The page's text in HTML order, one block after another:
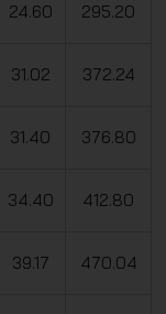
24.60 295.20
31.02 372.24
31.40 376.80
34.40 412.80
39.17 470.04